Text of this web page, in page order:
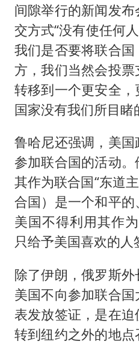
间隙举行的新闻发
交方式“没有使任何
我们是否要将联合
方，我们当然会投
转移到一个更安全
国家没有我们所目睹
鲁哈尼还强调，美
参加联合国的活动
其作为联合国“东道
合国）是一个和平的
美国不得利用其作
只给予美国喜欢的人
除了伊朗，俄罗斯外
美国不向参加联合
表发放签证，是在
转到纽约之外的地点